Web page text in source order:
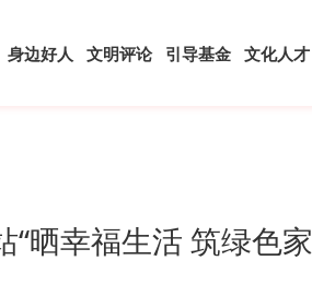
身边好人 文明评论 引导基金 文化人才
晒幸福生活 筑绿色家